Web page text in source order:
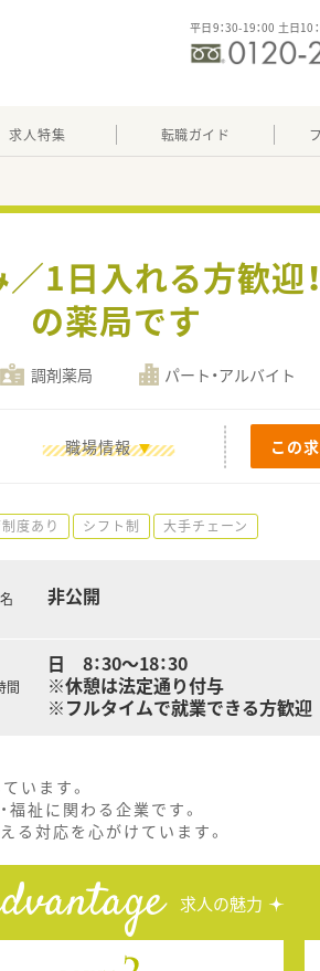
平日9：30-19：00 土日10
求人特集 転職ガイド
1日入れる方歓迎
の薬局です
調剤薬局 パート・アルバイト
職場情報 この
度あり シフト制 大手チェーン
非公開
間
日 8：30～18：30
※休憩は法定通り付与
※フルタイムで就業できる方歓迎
います。
祉に関わる企業です。
る対応を心がけています。
求人の魅力